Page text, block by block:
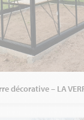
décorative – LA